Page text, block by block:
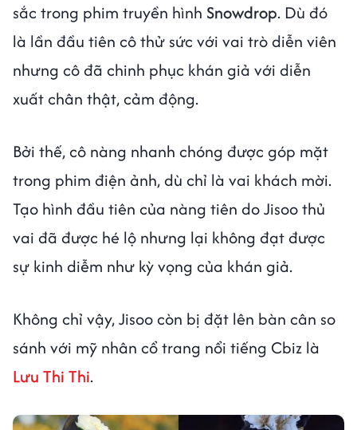
sắc trong phim truyền hình Snowdrop. Dù đó
là lần đầu tiên cô thử sức với vai trò diễn viên
nhưng cô đã chinh phục khán giả với diễn
xuất chân thật, cảm động.
Bởi thế, cô nàng nhanh chóng được góp mặt
trong phim điện ảnh, dù chỉ là vai khách mời.
Tạo hình đầu tiên của nàng tiên do Jisoo thủ
vai đã được hé lộ nhưng lại không đạt được
sự kinh diễm như kỳ vọng của khán giả.
Không chỉ vậy, Jisoo còn bị đặt lên bàn cân so
sánh với mỹ nhân cổ trang nổi tiếng Cbiz là
Lưu Thi Thi.